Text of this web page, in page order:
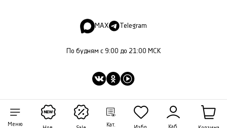
Меню Кат. Каб.
MAX Telegram
По будням с 9:00 до 21:00 МСК